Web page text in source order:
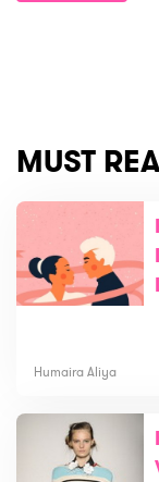
MUST
Humaira Aliya